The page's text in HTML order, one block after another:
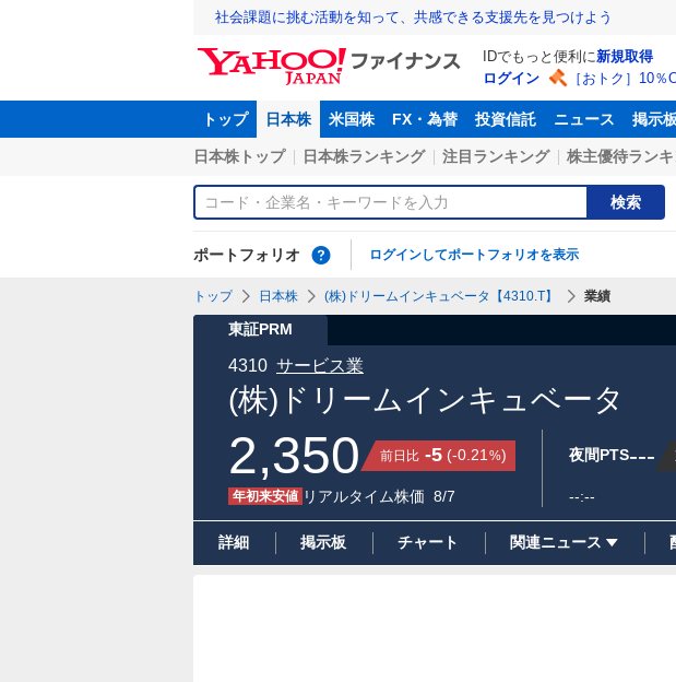
社会課題に挑む活動を知って、共感できる支援先を見つけよう
IDでもっと便利に新規取得
ログイン
［おトク］10
トップ 日本株 米国株 FX・為替 投資信託 ニュース 掲示板
日本株トップ 日本株ランキング 注目ランキング 株主優待ラン
検索
ポートフォリオ ログインしてポートフォリオを表示
トップ 日本株 (株)ドリームインキュベータ【4310.T】 業績
東証PRM
(株)ドリームインキュベータ
4310 サービス業
2,350 前日比 -5 (-0.21%)
年初来安値 リアルタイム株価 8/7
夜間PTS---
--:--
詳細 掲示板 チャート 関連ニュース